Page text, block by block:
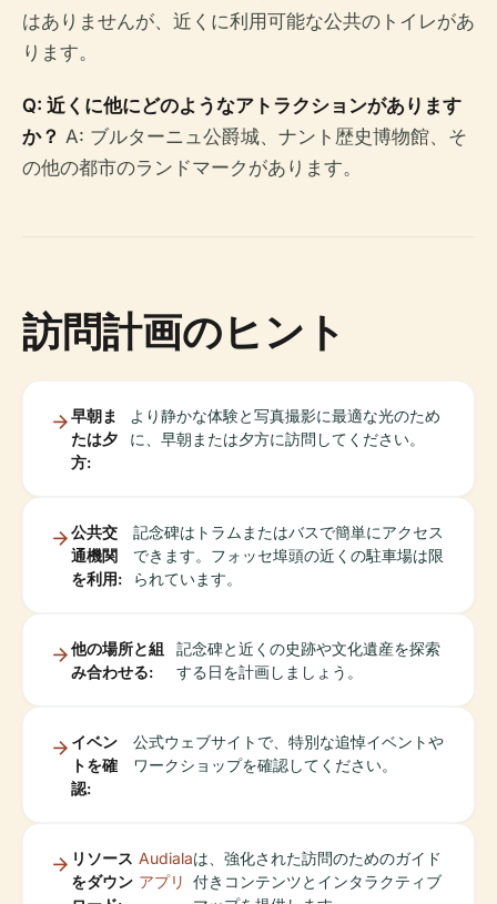
はありませんが、近くに利用可能な公共のトイレがあ
ります。
Q: 近くに他にどのようなアトラクションがあります
か？ A: ブルターニュ公爵城、ナント歴史博物館、そ
の他の都市のランドマークがあります。
訪問計画のヒント
早朝ま
たは夕
方:
より静かな体験と写真撮影に最適な光のため
に、早朝または夕方に訪問してください。
公共交
通機関
を利用:
記念碑はトラムまたはバスで簡単にアクセス
できます。フォッセ埠頭の近くの駐車場は限
られています。
他の場所と組
み合わせる:
記念碑と近くの史跡や文化遺産を探索
する日を計画しましょう。
イベン
トを確
認:
公式ウェブサイトで、特別な追悼イベントや
ワークショップを確認してください。
リソース
をダウン
Audiala
アプリ
は、強化された訪問のためのガイド
付きコンテンツとインタラクティブ